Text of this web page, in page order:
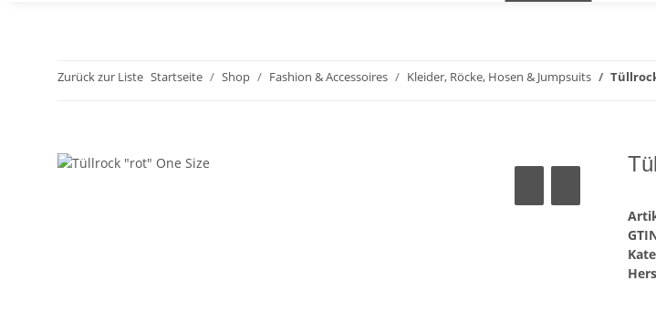
Zurück zur Liste Startseite Shop Fashion & Accessoires Kleider, Röcke, Hosen & Jumpsuits